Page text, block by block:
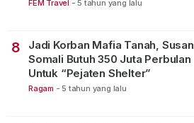
FEM Travel - 5 tahun yang lalu
8
Jadi Korban Mafia Tanah, Susan
Somali Butuh 350 Juta Perbulan
Untuk “Pejaten Shelter”
Ragam - 5 tahun yang lalu